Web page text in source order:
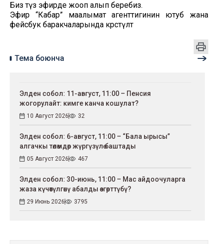
Биз түз эфирде жооп алып беребиз.
Эфир “Кабар” маалымат агенттигинин ютуб жана
фейсбук баракчаларында көрсөтүлөт
Тема боюнча
Элден собол: 11-август, 11:00 – Пенсия
жогорулайт: кимге канча кошулат?
10 Август 2026 32
Элден собол: 6-август, 11:00 – “Бала ырысы”
алгачкы төлөмдөр жүргүзүлө баштады
05 Август 2026 467
Элден собол: 30-июнь, 11:00 – Мас айдоочуларга
жаза күчөтүлгөнү абалды өзгөрттүбү?
29 Июнь 2026 3795